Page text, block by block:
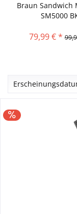
Braun Sandwich
SM5000
79,99 € *